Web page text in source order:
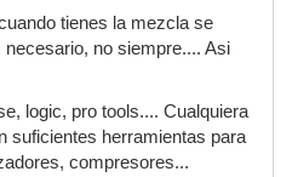
tienes la mezcla se
no siempre.... Asi
logic, pro tools.... Cualquiera
suficientes herramientas para
compresores...